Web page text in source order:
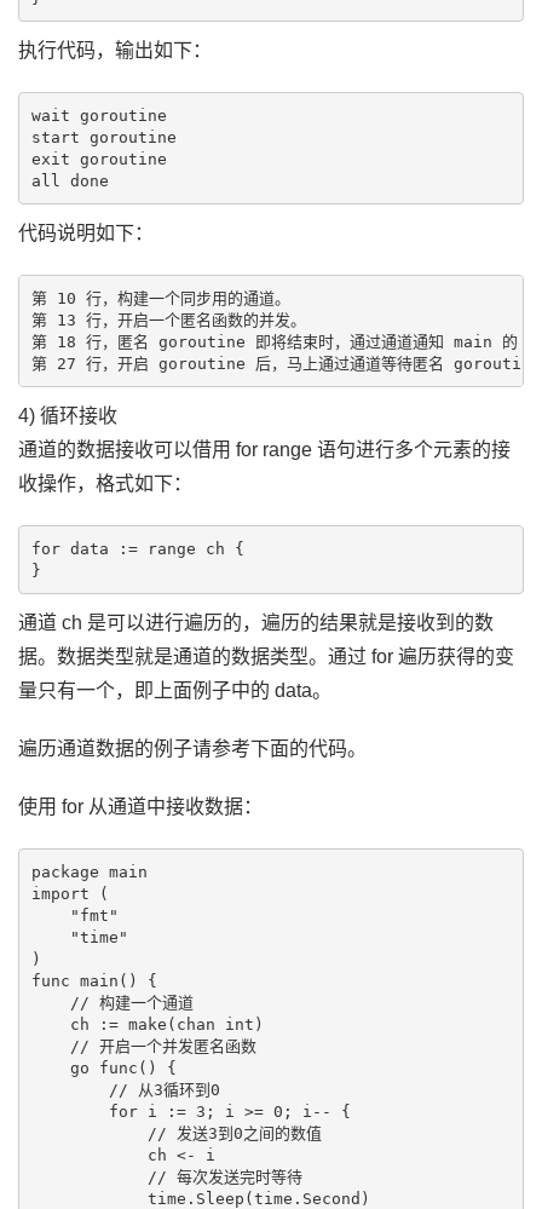
执行代码，输出如下：
wait goroutine
start goroutine
exit goroutine
代码说明如下：
第 10 行，构建一个同步用的通道。
第 13 行，开启一个匿名函数的并发。
第 18 行，匿名 goroutine 即将结束时，通过通道通知 main 的
4) 循环接收
通道的数据接收可以借用 for range 语句进行多个元素的接
收操作，格式如下：
for data := range ch {
通道 ch 是可以进行遍历的，遍历的结果就是接收到的数
据。数据类型就是通道的数据类型。通过 for 遍历获得的变
量只有一个，即上面例子中的 data。
遍历通道数据的例子请参考下面的代码。
使用 for 从通道中接收数据：
package main
import (
    "fmt"
    "time"
)
func main() {
    // 构建一个通道
    ch := make(chan int)
    // 开启一个并发匿名函数
    go func() {
        // 从3循环到0
        for i := 3; i >= 0; i-- {
            // 发送3到0之间的数值
            ch <- i
            // 每次发送完时等待
            time.Sleep(time.Second)